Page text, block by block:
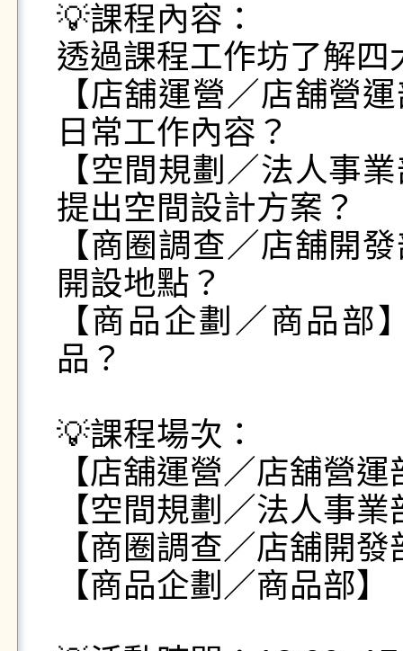
💡課程內容：
透過課程工作坊了解四
【店舖運營／店舖營
日常工作內容？
【空間規劃／法人事
提出空間設計方案？
【商圈調查／店舖開
開設地點？
【商品企劃／商品部
品？
💡課程場次：
【店舖運營／店舖營
【空間規劃／法人事
【商圈調查／店舖開
【商品企劃／商品部